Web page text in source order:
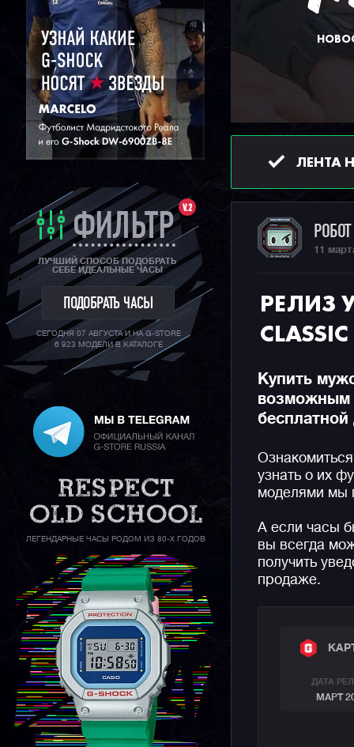
V.2
ФИЛЬТР
ЛУЧШИЙ СПОСОБ ПОДОБРАТЬ
СЕБЕ ИДЕАЛЬНЫЕ ЧАСЫ
ПОДОБРАТЬ ЧАСЫ
СЕГОДНЯ 07 АВГУСТА И НА G-STORE
6 923 МОДЕЛИ В КАТАЛОГЕ
ЛЕГЕНДАРНЫЕ ЧАСЫ РОДОМ ИЗ 80-Х ГОДОВ
ЛЕНТА
11
РЕЛИЗ
Купить
возможным
узнать о их
моделями мы
А если часы
вы всегда
получить
продаже.
ДАТА
МАРТ